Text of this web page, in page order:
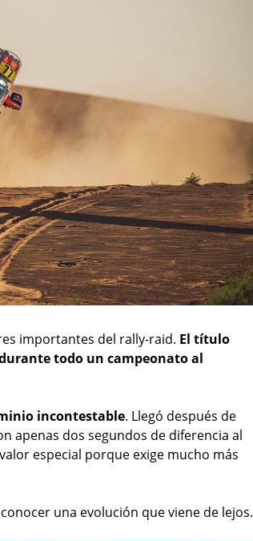
importantes del rally-raid. El título
todo un campeonato al
incontestable. Llegó después de
apenas dos segundos de diferencia al
especial porque exige mucho más
una evolución que viene de lejos.